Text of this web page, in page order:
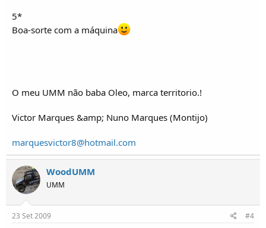
5*
Boa-sorte com a máquina
O meu UMM não baba Oleo, marca territorio.!
Victor Marques &amp; Nuno Marques (Montijo)
marquesvictor8@hotmail.com
WoodUMM
UMM
23 Set 2009 #4